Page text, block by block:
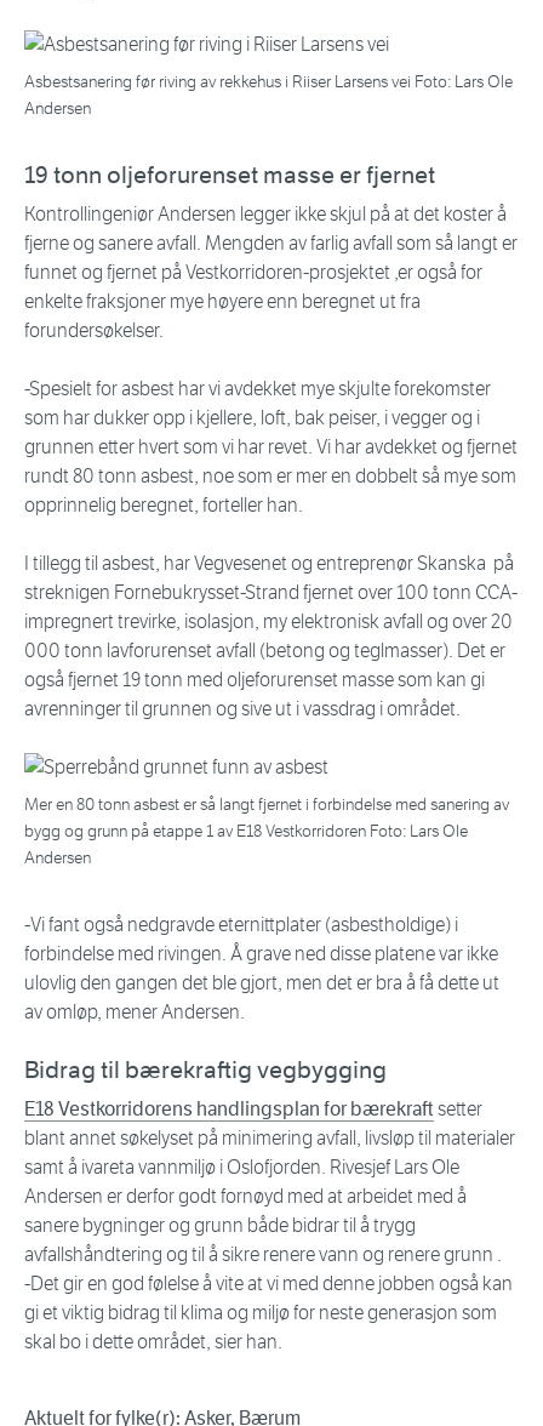
Asbestsanering før riving av rekkehus i Riiser Larsens vei Foto: Lars Ole
Andersen
19 tonn oljeforurenset masse er fjernet
Kontrollingeniør Andersen legger ikke skjul på at det koster å
fjerne og sanere avfall. Mengden av farlig avfall som så langt er
funnet og fjernet på Vestkorridoren-prosjektet ,er også for
enkelte fraksjoner mye høyere enn beregnet ut fra
forundersøkelser.
-Spesielt for asbest har vi avdekket mye skjulte forekomster
som har dukker opp i kjellere, loft, bak peiser, i vegger og i
grunnen etter hvert som vi har revet. Vi har avdekket og fjernet
rundt 80 tonn asbest, noe som er mer en dobbelt så mye som
opprinnelig beregnet, forteller han.
I tillegg til asbest, har Vegvesenet og entreprenør Skanska på
streknigen Fornebukrysset-Strand fjernet over 100 tonn CCA-
impregnert trevirke, isolasjon, my elektronisk avfall og over 20
000 tonn lavforurenset avfall (betong og teglmasser). Det er
også fjernet 19 tonn med oljeforurenset masse som kan gi
avrenninger til grunnen og sive ut i vassdrag i området.
Mer en 80 tonn asbest er så langt fjernet i forbindelse med sanering av
bygg og grunn på etappe 1 av E18 Vestkorridoren Foto: Lars Ole
Andersen
-Vi fant også nedgravde eternittplater (asbestholdige) i
forbindelse med rivingen. Å grave ned disse platene var ikke
ulovlig den gangen det ble gjort, men det er bra å få dette ut
av omløp, mener Andersen.
Bidrag til bærekraftig vegbygging
E18 Vestkorridorens handlingsplan for bærekraft setter
blant annet søkelyset på minimering avfall, livsløp til materialer
samt å ivareta vannmiljø i Oslofjorden. Rivesjef Lars Ole
Andersen er derfor godt fornøyd med at arbeidet med å
sanere bygninger og grunn både bidrar til å trygg
avfallshåndtering og til å sikre renere vann og renere grunn .
-Det gir en god følelse å vite at vi med denne jobben også kan
gi et viktig bidrag til klima og miljø for neste generasjon som
skal bo i dette området, sier han.
Aktuelt for fylke(r): Asker, Bærum